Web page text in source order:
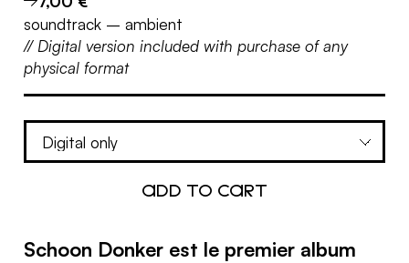
soundtrack –ambient
// Digital version included with purchase of any
physical format
Schoon Donker est le premier album